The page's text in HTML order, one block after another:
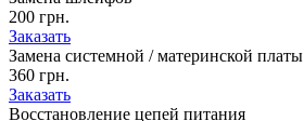
200 грн.
Заказать
Замена системной / материнской платы
360 грн.
Заказать
Восстановление цепей питания